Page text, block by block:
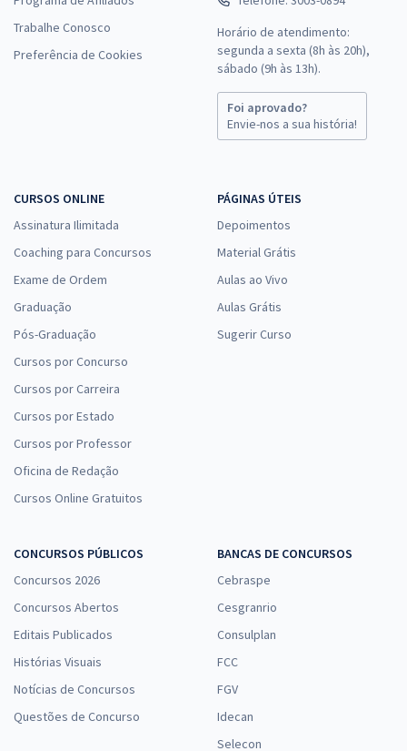
Trabalhe Conosco
Preferência de Cookies
Horário de atendimento:
segunda a sexta (8h às 20h),
sábado (9h às 13h).
Foi aprovado?
Envie-nos a sua história!
CURSOS ONLINE
Assinatura Ilimitada
Coaching para Concursos
Exame de Ordem
Graduação
Pós-Graduação
Cursos por Concurso
Cursos por Carreira
Cursos por Estado
Cursos por Professor
Oficina de Redação
Cursos Online Gratuitos
PÁGINAS ÚTEIS
Depoimentos
Material Grátis
Aulas ao Vivo
Aulas Grátis
Sugerir Curso
CONCURSOS PÚBLICOS
Concursos 2026
Concursos Abertos
Editais Publicados
Histórias Visuais
Notícias de Concursos
Questões de Concurso
BANCAS DE CONCURSOS
Cebraspe
Cesgranrio
Consulplan
FCC
FGV
Idecan
Selecon